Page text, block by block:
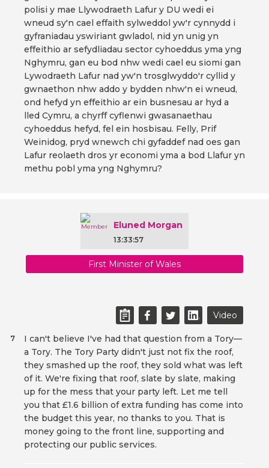
polisi y mae Llywodraeth Lafur y DU wedi ei
wneud sy'n cael effaith sylweddol yw'r cynnydd i
gyfraniadau yswiriant gwladol, nid yn unig yn
effeithio ar sefydliadau sector cyhoeddus yma yng
Nghymru, gan eu bod nhw wedi cael eu siomi gan
Lywodraeth Lafur nad yw'n trosglwyddo'r cyllid y
gwnaethon nhw addo y bydden nhw'n ei wneud,
ond hefyd yn effeithio ar ein busnesau ar hyd a
lled Cymru, a chyrff cyflenwi gwasanaethau
cyhoeddus hefyd, fel ein hosbisau. Felly, Prif
Weinidog, pryd wnewch chi gyfaddef nad oes gan
Lafur reolaeth dros yr economi yma a bod Llafur yn
methu pobl yma yng Nghymru?
Eluned Morgan
13:33:57
First Minister of Wales
Video
I can't believe I've had that question from a Tory—
a Tory. The Tory Party didn't just not fix the roof,
they smashed up the roof, they sold what was left
of it. We're fixing that roof, slate by slate, making
up for the mess that your party left. Let me tell
you that £1.6 billion of extra funding has come into
the budget this year, no thanks to you. That is
money going to the front line, supporting and
protecting our public services.
7